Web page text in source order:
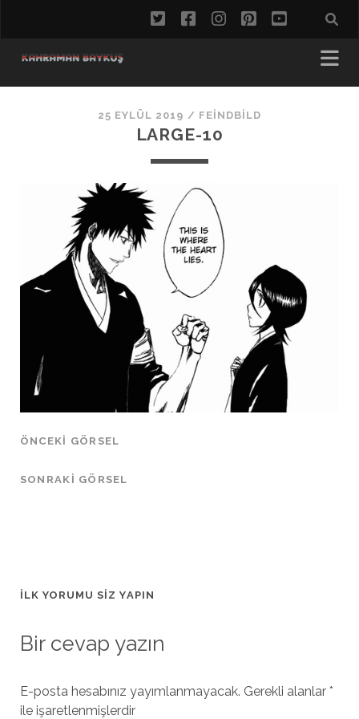
twitterfacebookinstagram
pinterest
youtube
25 EYLÜL 2019 / FEINDBILD
LARGE-10
ÖNCEKI GÖRSEL
SONRAKI GÖRSEL
İLK YORUMU SIZ YAPIN
Bir cevap yazın
E-posta hesabınız yayımlanmayacak. Gerekli alanlar *
ile işaretlenmişlerdir